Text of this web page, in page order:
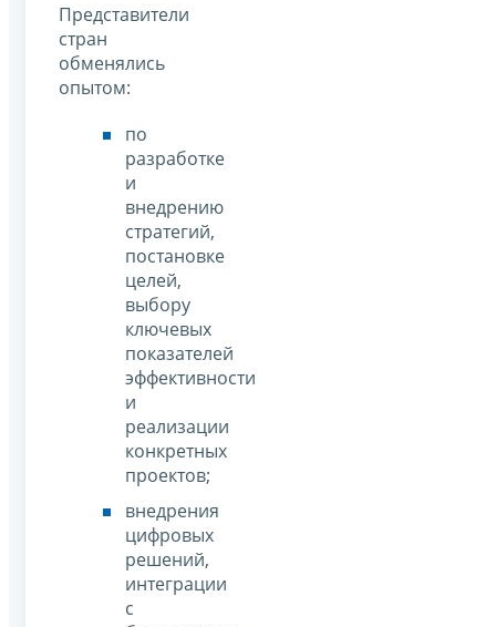
Представители
стран
обменялись
опытом:
по
разработке
и
внедрению
стратегий,
постановке
целей,
выбору
ключевых
показателей
эффективности
и
реализации
конкретных
проектов;
внедрения
цифровых
решений,
интеграции
с